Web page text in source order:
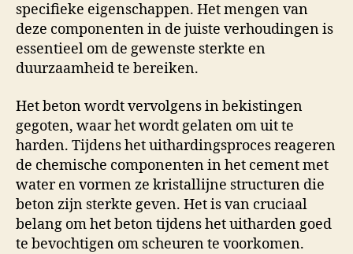
specifieke eigenschappen. Het mengen van
deze componenten in de juiste verhoudingen is
essentieel om de gewenste sterkte en
duurzaamheid te bereiken.
Het beton wordt vervolgens in bekistingen
gegoten, waar het wordt gelaten om uit te
harden. Tijdens het uithardingsproces reageren
de chemische componenten in het cement met
water en vormen ze kristallijne structuren die
beton zijn sterkte geven. Het is van cruciaal
belang om het beton tijdens het uitharden goed
te bevochtigen om scheuren te voorkomen.